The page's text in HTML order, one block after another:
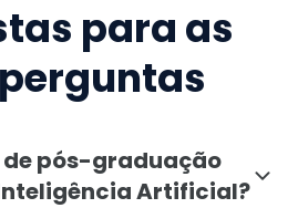
para as
de pós-graduação
Artificial?